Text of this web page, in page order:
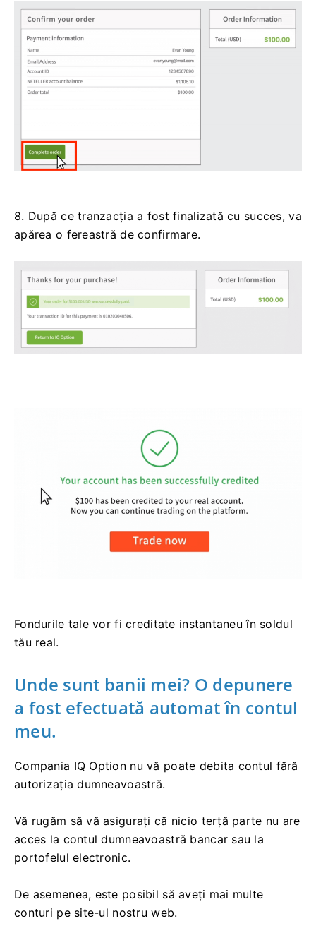
8. După ce tranzacția a fost finalizată cu succes, va
apărea o fereastră de confirmare.
Fondurile tale vor fi creditate instantaneu în soldul
tău real.
Unde sunt banii mei? O depunere
a fost efectuată automat în contul
meu.
Compania IQ Option nu vă poate debita contul fără
autorizația dumneavoastră.
Vă rugăm să vă asigurați că nicio terță parte nu are
acces la contul dumneavoastră bancar sau la
portofelul electronic.
De asemenea, este posibil să aveți mai multe
conturi pe site-ul nostru web.